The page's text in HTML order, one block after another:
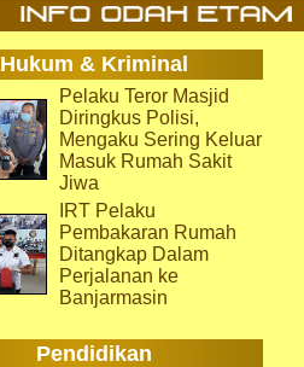
Hukum & Kriminal
Pelaku Teror Masjid
Diringkus Polisi,
Mengaku Sering Keluar
Masuk Rumah Sakit
Jiwa
IRT Pelaku
Pembakaran Rumah
Ditangkap Dalam
Perjalanan ke
Banjarmasin
Pendidikan